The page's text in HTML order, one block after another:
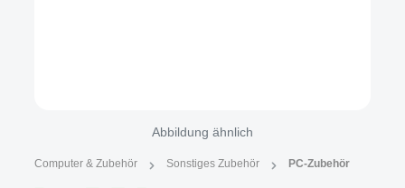
Abbildung ähnlich
Computer & Zubehör Sonstiges Zubehör PC-Zubehör